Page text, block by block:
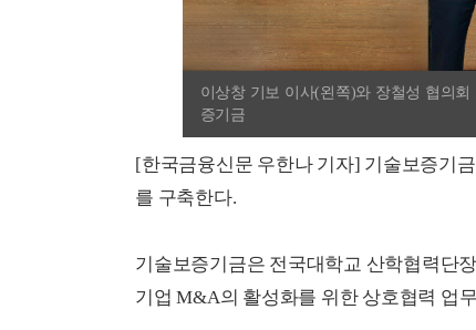
이상창 기보 이사(왼쪽)와 장철성 협의
증기금
[한국금융신문 우한나 기자] 기술보증기
를 구축한다.
기술보증기금은 전국대학교 산학협력단
기업 M&A의 활성화를 위한 상호협력 업